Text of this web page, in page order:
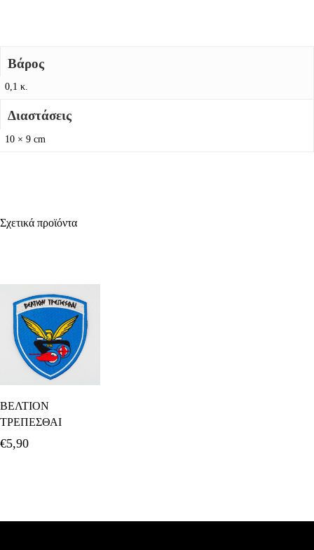
Βάρος
0,1 κ.
Διαστάσεις
10 × 9 cm
Σχετικά προϊόντα
Καλάθι
ΒΕΛΤΙΟΝ
ΤΡΕΠΕΣΘΑΙ
€5,90